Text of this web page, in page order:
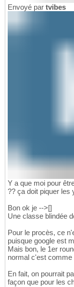
Envoyé par tvibes
Y a que moi pour
?? ça doit piquer les
Bon ok je -->[]
Une classe blindée
Pour le procès, ce
puisque google est
Mais bon, le 1er
normal c'est comme
En fait, on pourrait
façon que pour les